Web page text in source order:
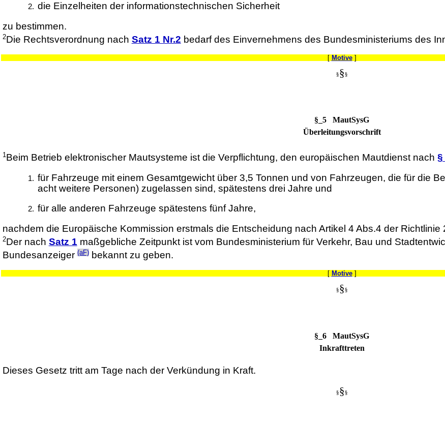
die Einzelheiten der informationstechnischen Sicherheit
zu bestimmen.
2Die Rechtsverordnung nach Satz 1 Nr.2 bedarf des Einvernehmens des Bundesministeriums des
[ Motive]
§§ §
§_5 MautSysG
Überleitungsvorschrift
1Beim Betrieb elektronischer Mautsysteme ist die Verpflichtung, den europäischen Mautdienst nach §
für Fahrzeuge mit einem Gesamtgewicht über 3,5 Tonnen und von Fahrzeugen, die für die
acht weitere Personen) zugelassen sind, spätestens drei Jahre und
für alle anderen Fahrzeuge spätestens fünf Jahre,
nachdem die Europäische Kommission erstmals die Entscheidung nach Artikel 4 Abs.4 der
2Der nach Satz 1 maßgebliche Zeitpunkt ist vom Bundesministerium für Verkehr, Bau und
Bundesanzeiger(aF)bekannt zu geben.
[ Motive]
§§ §
§_6 MautSysG
Inkrafttreten
Dieses Gesetz tritt am Tage nach der Verkündung in Kraft.
§§ §